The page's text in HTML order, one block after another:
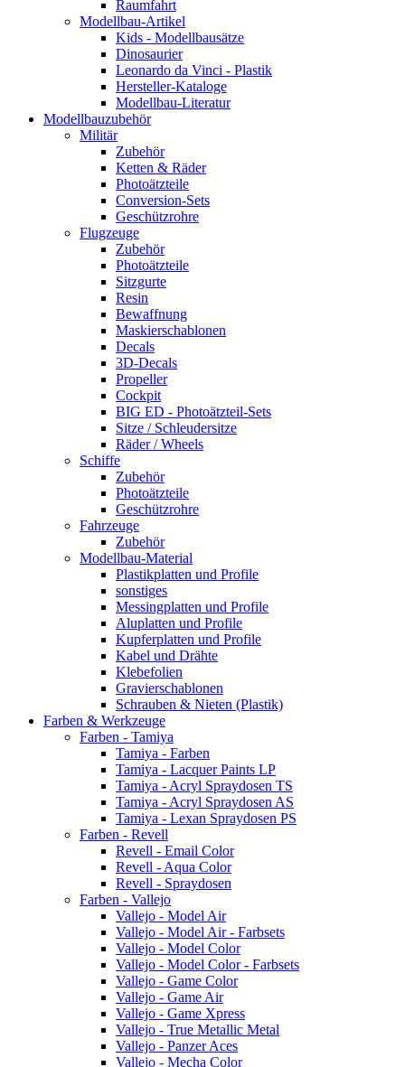
Raumfahrt
Modellbau-Artikel
Kids - Modellbausätze
Dinosaurier
Leonardo da Vinci - Plastik
Hersteller-Kataloge
Modellbau-Literatur
Modellbauzubehör
Militär
Zubehör
Ketten & Räder
Photoätzteile
Conversion-Sets
Geschützrohre
Flugzeuge
Zubehör
Photoätzteile
Sitzgurte
Resin
Bewaffnung
Maskierschablonen
Decals
3D-Decals
Propeller
Cockpit
BIG ED - Photoätzteil-Sets
Sitze / Schleudersitze
Räder / Wheels
Schiffe
Zubehör
Photoätzteile
Geschützrohre
Fahrzeuge
Zubehör
Modellbau-Material
Plastikplatten und Profile
sonstiges
Messingplatten und Profile
Aluplatten und Profile
Kupferplatten und Profile
Kabel und Drähte
Klebefolien
Gravierschablonen
Schrauben & Nieten (Plastik)
Farben & Werkzeuge
Farben - Tamiya
Tamiya - Farben
Tamiya - Lacquer Paints LP
Tamiya - Acryl Spraydosen TS
Tamiya - Acryl Spraydosen AS
Tamiya - Lexan Spraydosen PS
Farben - Revell
Revell - Email Color
Revell - Aqua Color
Revell - Spraydosen
Farben - Vallejo
Vallejo - Model Air
Vallejo - Model Air - Farbsets
Vallejo - Model Color
Vallejo - Model Color - Farbsets
Vallejo - Game Color
Vallejo - Game Air
Vallejo - Game Xpress
Vallejo - True Metallic Metal
Vallejo - Panzer Aces
Vallejo - Mecha Color